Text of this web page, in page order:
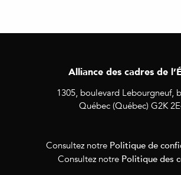
Alliance des cadres de
1305, boulevard Lebourgneuf,
Québec (Québec) G2K
Consultez notre Politique de
Consultez notre Politique des